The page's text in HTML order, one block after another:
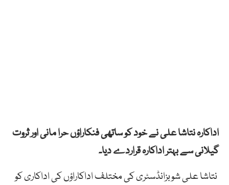
اداکارہ نتاشا علی نے خود کو ساتھی فنکاراؤں حرا مانی اور ثروت
گیلانی سے بہتر اداکارہ قراردےدیا۔
نتاشا علی شوبزانڈسٹری کی مختلف اداکاراؤں کی اداکاری کو